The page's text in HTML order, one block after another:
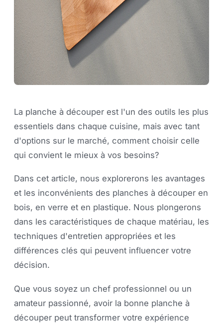
La planche à découper est l'un des outils les plus
essentiels dans chaque cuisine, mais avec tant
d'options sur le marché, comment choisir celle
qui convient le mieux à vos besoins?
Dans cet article, nous explorerons les avantages
et les inconvénients des planches à découper en
bois, en verre et en plastique. Nous plongerons
dans les caractéristiques de chaque matériau, les
techniques d'entretien appropriées et les
différences clés qui peuvent influencer votre
décision.
Que vous soyez un chef professionnel ou un
amateur passionné, avoir la bonne planche à
découper peut transformer votre expérience